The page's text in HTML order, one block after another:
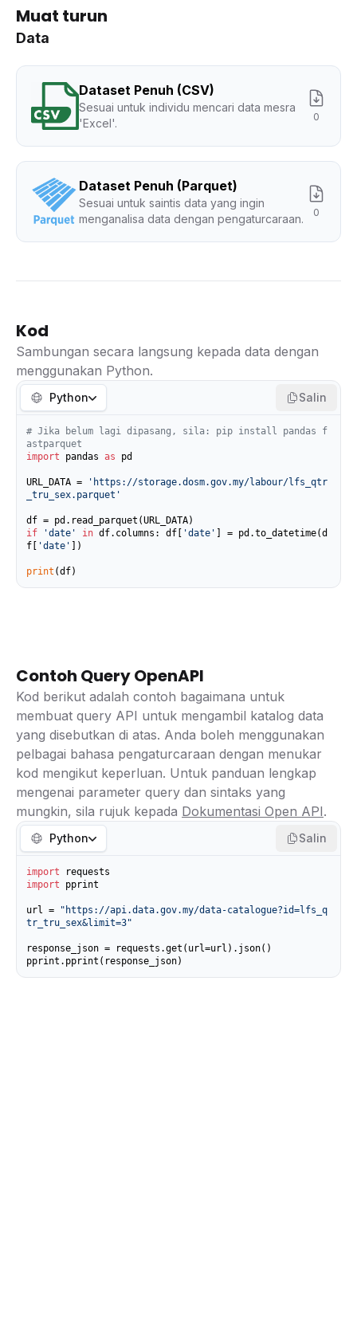
Muat turun
Data
Dataset Penuh (CSV)
Sesuai untuk individu mencari data mesra
'Excel'.
0
Dataset Penuh (Parquet)
Sesuai untuk saintis data yang ingin
menganalisa data dengan pengaturcaraan.
0
Kod
Sambungan secara langsung kepada data dengan
menggunakan Python.
Python Salin
# Jika belum lagi dipasang, sila: pip install pandas f
astparquet
import pandas as pd
URL_DATA =
'https://storage.dosm.gov.my/labour/lfs_qtr
_tru_sex.parquet'
if
'date' in df.columns: df[ 'date'
] = pd.to_datetime(d
f[
'date' ])
print (df)
Contoh Query OpenAPI
Kod berikut adalah contoh bagaimana untuk
membuat query API untuk mengambil katalog data
yang disebutkan di atas. Anda boleh menggunakan
pelbagai bahasa pengaturcaraan dengan menukar
kod mengikut keperluan. Untuk panduan lengkap
mengenai parameter query dan sintaks yang
mungkin, sila rujuk kepada Dokumentasi Open API.
Python Salin
import
import pprint
url =
"https://api.data.gov.my/data-catalogue?id=lfs_q
tr_tru_sex&limit=3"
response_json = requests.get(url=url).json()
pprint.pprint(response_json)